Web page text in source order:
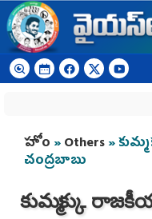
Skip to main content
You are here
హోం »Others»
చంద్రబాబు
కుమ్మక్కు